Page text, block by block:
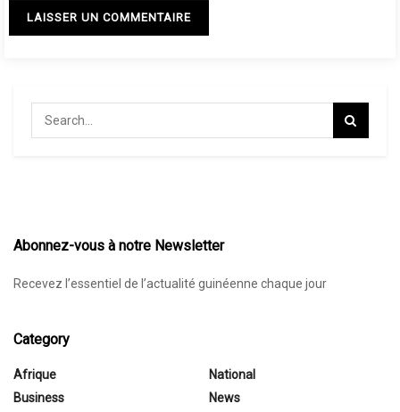
Abonnez-vous à notre Newsletter
Recevez l’essentiel de l’actualité guinéenne chaque jour
Category
Afrique
Business
National
News